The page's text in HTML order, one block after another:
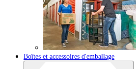
Boîtes et accessoires d'emballage